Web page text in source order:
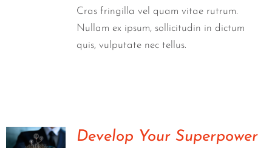
Cras fringilla vel quam vitae rutrum.
Nullam ex ipsum, sollicitudin in dictum
quis, vulputate nec tellus.
Develop Your Superpower